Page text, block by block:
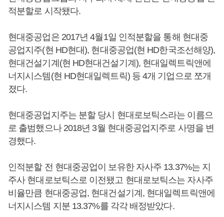
적분할로 시작됐다.
현대중공업은 2017년 4월1일 인적분할을 통해 현대중
공업지주(현 HD현대), 현대중공업(현 HD한국조선해양),
현대건설기계(현 HD현대건설기계), 현대일렉트릭앤에
너지시스템(현 HD현대일렉트릭) 등 4개 기업으로 쪼개
졌다.
현대중공업지주는 분할 당시 현대로보틱스라는 이름으
로 출범했으나 2018년 3월 현대중공업지주로 사명을 변
경했다.
인적분할 전 현대중공업이 보유한 자사주 13.37%는 지
주사 현대로보틱스로 이전됐고 현대로보틱스는 자사주
비율만큼 현대중공업, 현대건설기계, 현대일렉트릭앤에
너지시스템 지분 13.37%를 각각 배정받았다.